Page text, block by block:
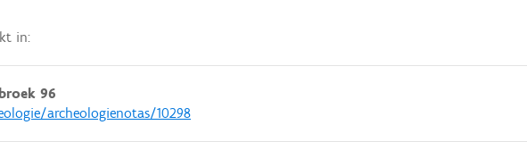
in:
96
archeologienotas/10298